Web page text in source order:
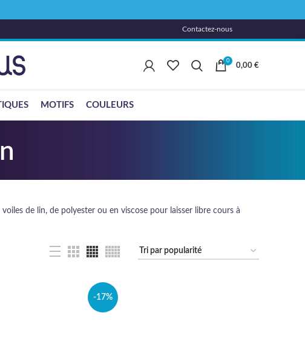
Contactez-nous
0
0,00 €
MOTIFS COULEURS
de lin, de polyester ou en viscose pour laisser libre cours à
-17%